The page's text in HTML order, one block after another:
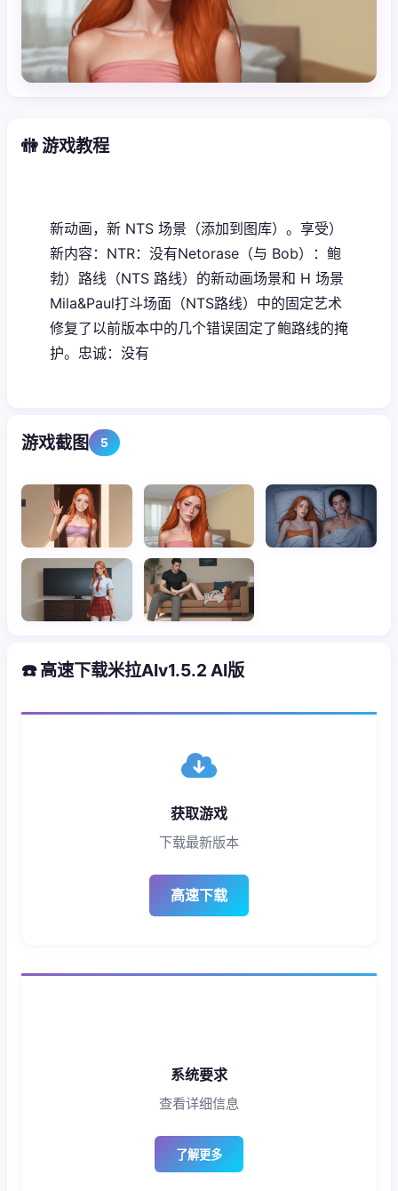
🚻 游戏教程
新动画，新 NTS 场景（添加到图库）。享受）
新内容：NTR：没有Netorase（与 Bob）：鲍
勃）路线（NTS 路线）的新动画场景和 H 场景
Mila&Paul打斗场面（NTS路线）中的固定艺术
修复了以前版本中的几个错误固定了鲍路线的掩
护。忠诚：没有
游戏截图 5
☎️ 高速下载米拉AIv1.5.2 AI版
获取游戏
下载最新版本
高速下载
系统要求
查看详细信息
了解更多